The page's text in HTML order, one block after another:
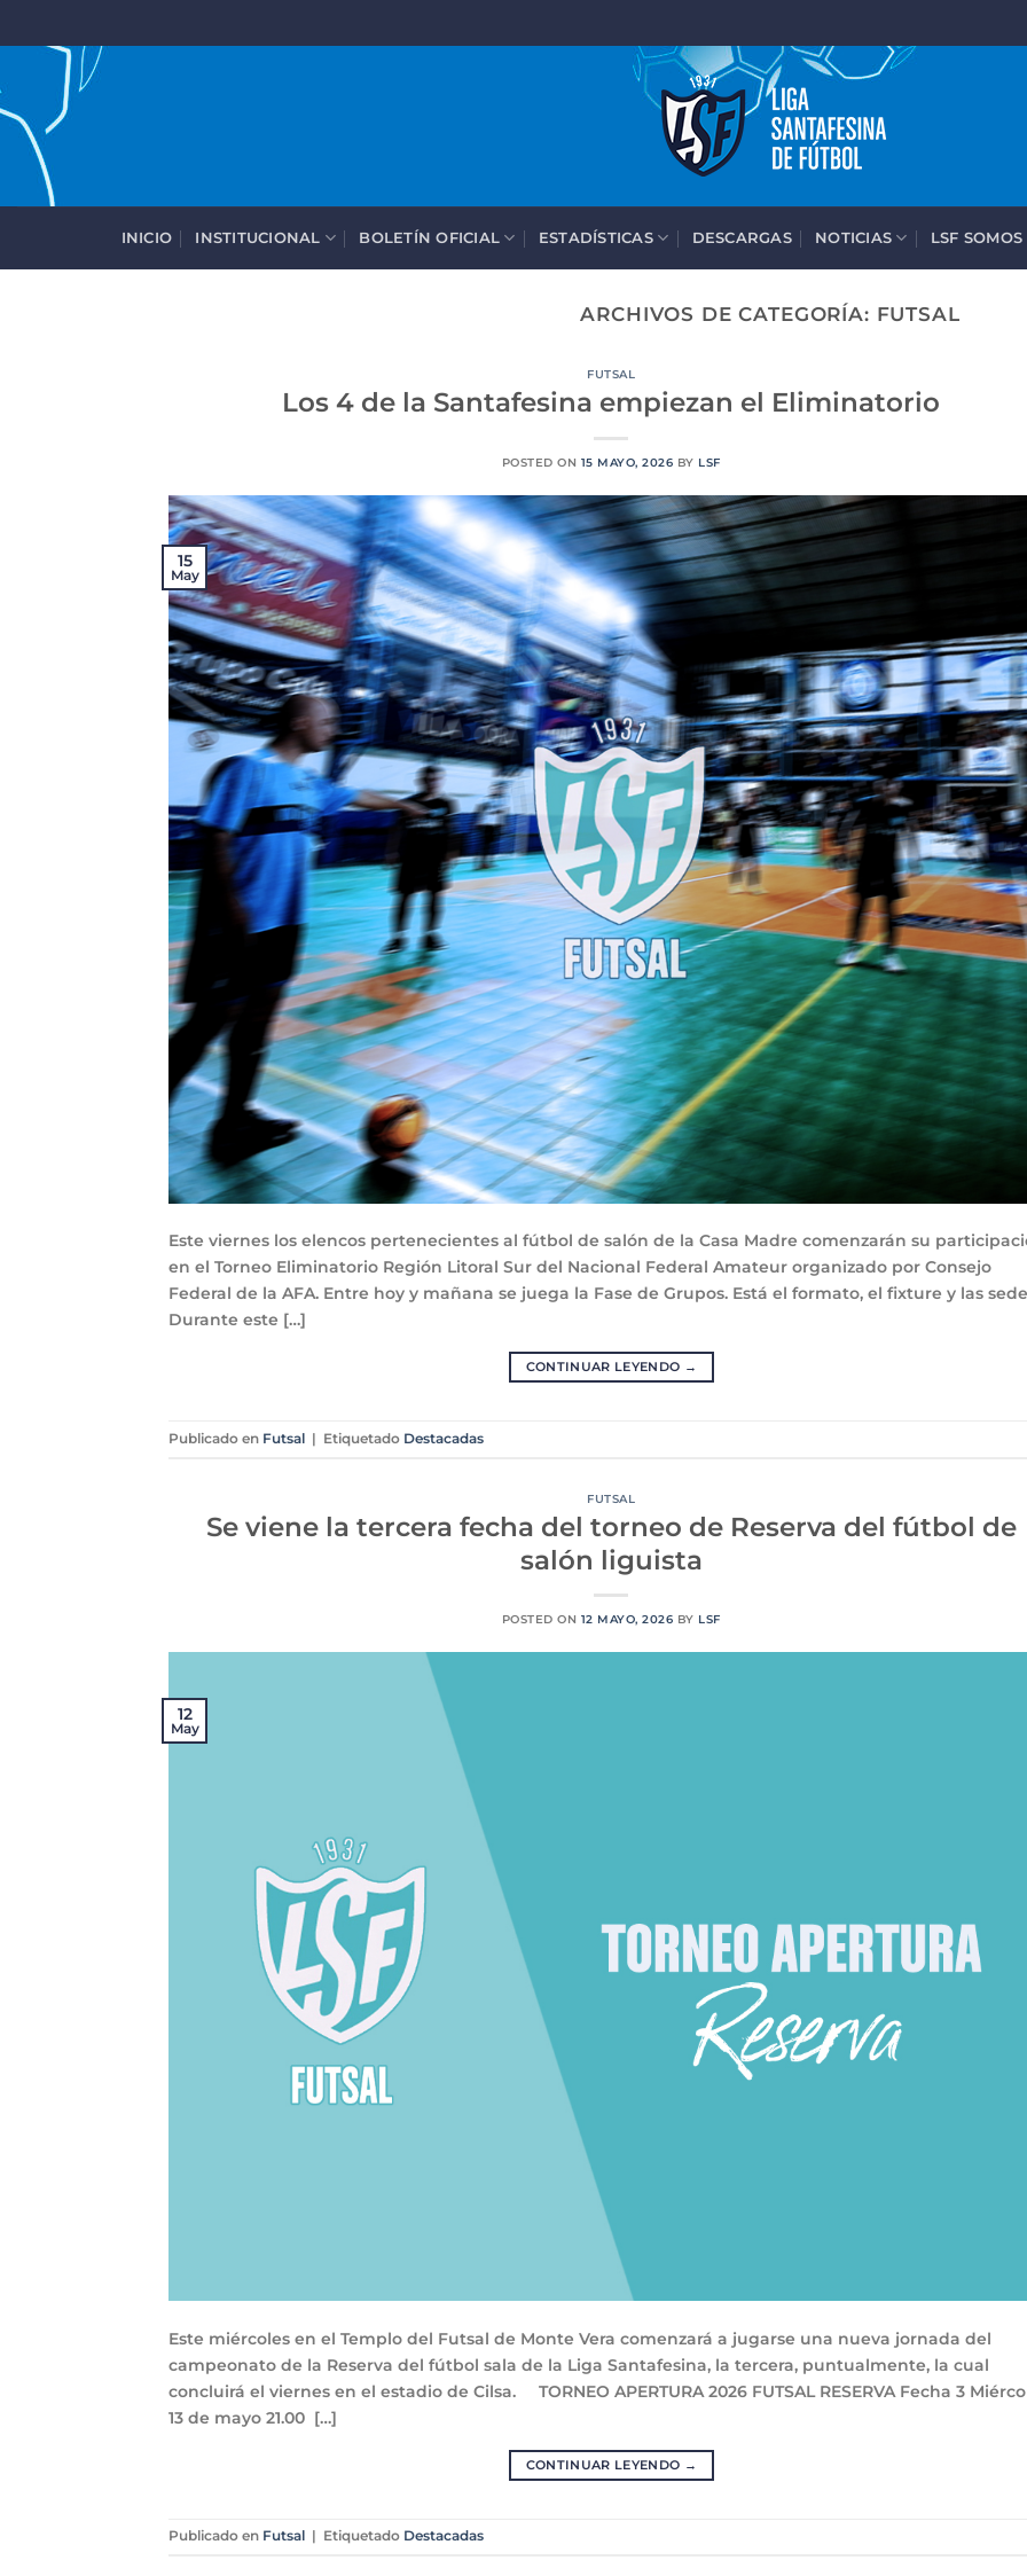
contenido
INICIO INSTITUCIONAL BOLETÍN OFICIAL ESTADÍSTICAS DESCARGAS NOTICIAS LSF
ARCHIVOS DE CATEGORÍA: FUTSAL
FUTSAL
Los 4 de la Santafesina empiezan el Eliminatorio
POSTED ON 15 MAYO, 2026 BY LSF
15
May
Este viernes los elencos pertenecientes al fútbol de salón de la Casa Madre comenzarán su
en el Torneo Eliminatorio Región Litoral Sur del Nacional Federal Amateur organizado por Consejo
Federal de la AFA. Entre hoy y mañana se juega la Fase de Grupos. Está el formato, el fixture y las
Durante este […]
CONTINUAR LEYENDO →
Publicado en Futsal | Etiquetado Destacadas
FUTSAL
Se viene la tercera fecha del torneo de Reserva del fútbol de
salón liguista
POSTED ON 12 MAYO, 2026 BY LSF
12
May
Este miércoles en el Templo del Futsal de Monte Vera comenzará a jugarse una nueva jornada del
campeonato de la Reserva del fútbol sala de la Liga Santafesina, la tercera, puntualmente, la cual
concluirá el viernes en el estadio de Cilsa. TORNEO APERTURA 2026 FUTSAL RESERVA Fecha 3
13 de mayo 21.00 […]
CONTINUAR LEYENDO →
Publicado en Futsal Etiquetado Destacadas